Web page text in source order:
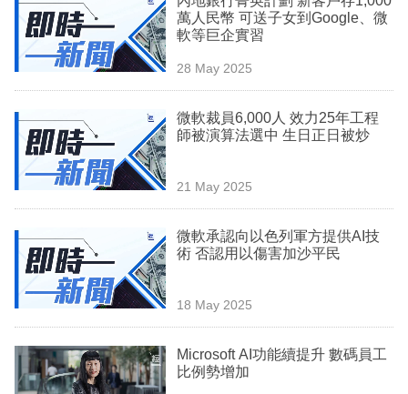
業
科
技
場
生
時
事
欄
訂
萬人民幣 可送子女到Google、微
軟等巨企實習
28 May 2025
微軟裁員6,000人 效力25年工程
師被演算法選中 生日正日被炒
21 May 2025
微軟承認向以色列軍方提供AI技
術 否認用以傷害加沙平民
18 May 2025
Microsoft AI功能續提升 數碼員工
比例勢增加